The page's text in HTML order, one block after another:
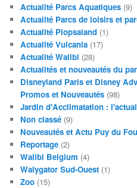
Actualité Parcs Aquatiques (9)
Actualité Parcs de loisirs et
Actualité Plopsaland (1)
Actualité Vulcania (17)
Actualité Walibi (28)
Actualités et nouveautés du
Disneyland Paris et Disney
Promos et Nouveautés (98)
Jardin d'Acclimatation :
Non classé (9)
Nouveautés et Actu Puy du Fou
Reportage (2)
Walibi Belgium (4)
Walygator Sud-Ouest (1)
Zoo (15)